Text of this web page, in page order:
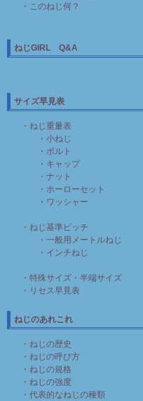
・このねじ何？
ねじGIRL Q&A
サイズ早見表
・ねじ重量表
・小ねじ
・ボルト
・キャップ
・ナット
・ホーローセット
・ワッシャー
・ねじ基準ピッチ
・一般用メートルねじ
・インチねじ
・特殊サイズ・半端サイズ
・リセス早見表
ねじのあれこれ
・ねじの歴史
・ねじの呼び方
・ねじの規格
・ねじの強度
・代表的なねじの種類